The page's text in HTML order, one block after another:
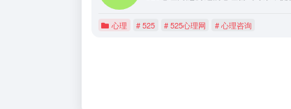
心理 # 525 # 525心理网 # 心理咨询